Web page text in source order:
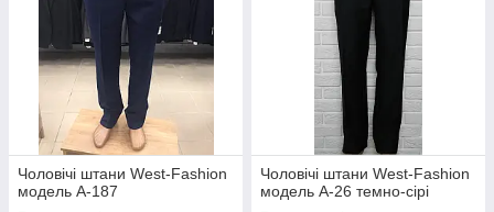
Чоловічі штани West-Fashion
модель A-187
Чоловічі штани West-Fashion
модель A-26 темно-сірі